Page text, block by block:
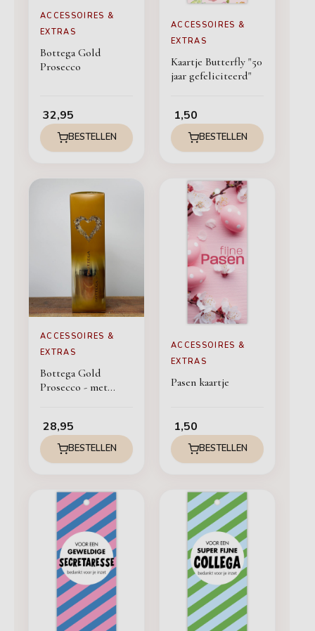
ACCESSOIRES &
EXTRAS
Bottega Gold
Prosecco
32,95
BESTELLEN
ACCESSOIRES &
EXTRAS
Kaartje Butterfly "50
jaar gefeliciteerd"
1,50
BESTELLEN
ACCESSOIRES &
EXTRAS
Bottega Gold
Prosecco - met
28,95
BESTELLEN
ACCESSOIRES &
EXTRAS
Pasen kaartje
1,50
BESTELLEN